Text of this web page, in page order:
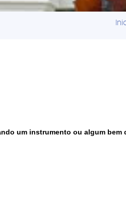
um instrumento ou algum